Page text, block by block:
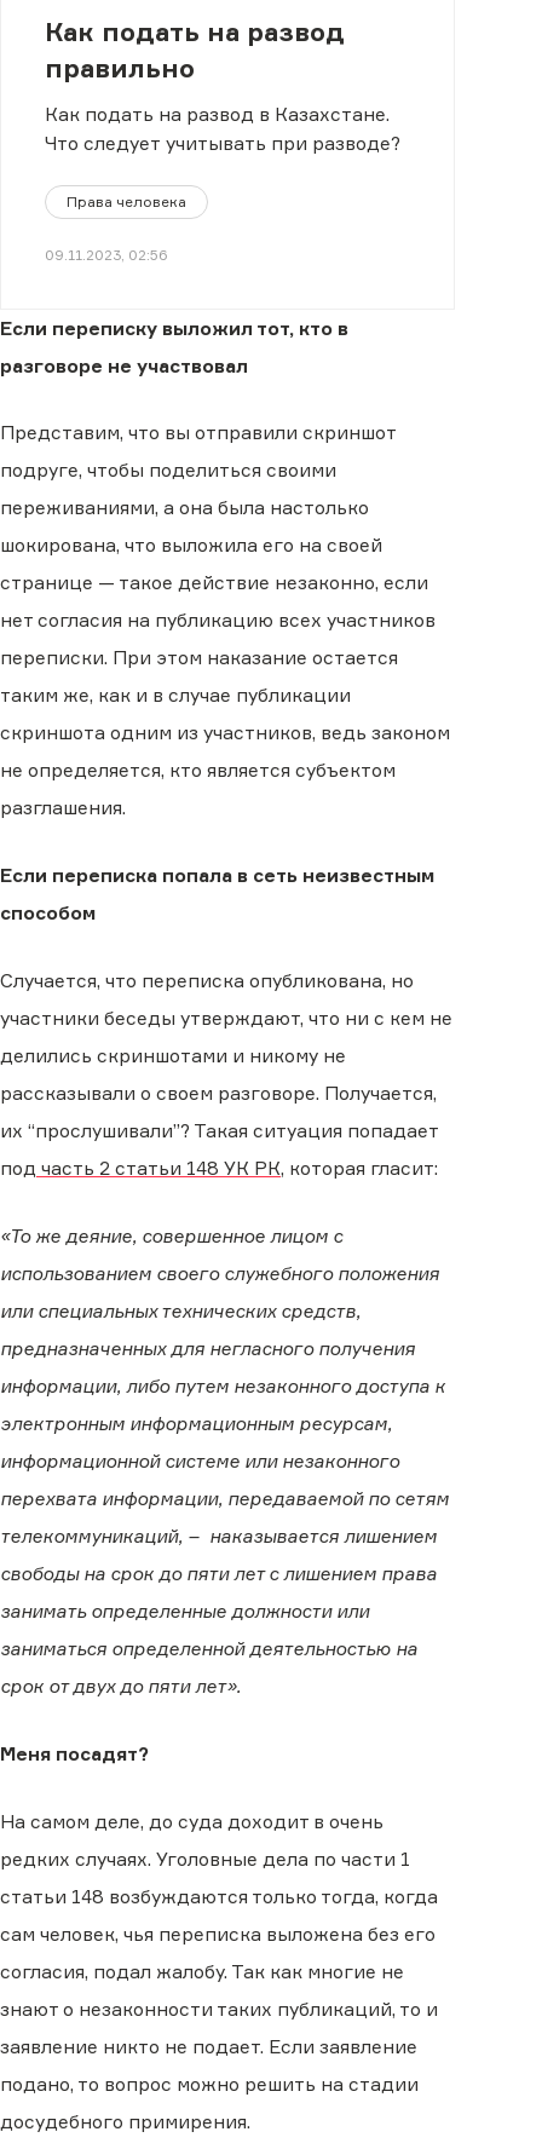
Как подать на развод
правильно
Как подать на развод в Казахстане.
Что следует учитывать при разводе?
Права человека
09.11.2023, 02:56
Если переписку выложил тот, кто в
разговоре не участвовал
Представим, что вы отправили скриншот
подруге, чтобы поделиться своими
переживаниями, а она была настолько
шокирована, что выложила его на своей
странице — такое действие незаконно, если
нет согласия на публикацию всех участников
переписки. При этом наказание остается
таким же, как и в случае публикации
скриншота одним из участников, ведь законом
не определяется, кто является субъектом
разглашения.
Если переписка попала в сеть неизвестным
способом
Случается, что переписка опубликована, но
участники беседы утверждают, что ни с кем не
делились скриншотами и никому не
рассказывали о своем разговоре. Получается,
их “прослушивали”? Такая ситуация попадает
под часть 2 статьи 148 УК РК, которая гласит:
«То же деяние, совершенное лицом с
использованием своего служебного положения
или специальных технических средств,
предназначенных для негласного получения
информации, либо путем незаконного доступа к
электронным информационным ресурсам,
информационной системе или незаконного
перехвата информации, передаваемой по сетям
телекоммуникаций, – наказывается лишением
свободы на срок до пяти лет с лишением права
занимать определенные должности или
заниматься определенной деятельностью на
срок от двух до пяти лет».
Меня посадят?
На самом деле, до суда доходит в очень
редких случаях. Уголовные дела по части 1
статьи 148 возбуждаются только тогда, когда
сам человек, чья переписка выложена без его
согласия, подал жалобу. Так как многие не
знают о незаконности таких публикаций, то и
заявление никто не подает. Если заявление
подано, то вопрос можно решить на стадии
досудебного примирения.